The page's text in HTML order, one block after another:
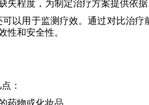
失程度，为制定治疗方案提供依据
可以用于监测疗效。通过对比治
性和安全性。
：